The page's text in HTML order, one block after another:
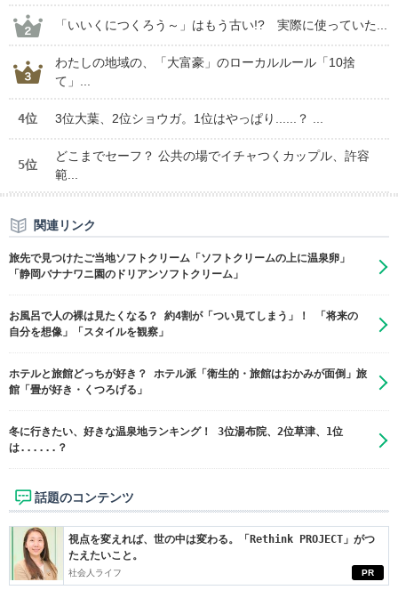
「いいくにつくろう～」はもう古い!? 実際に使っていた...
わたしの地域の、「大富豪」のローカルルール「10捨
て」...
4位 3位大葉、2位ショウガ。1位はやっぱり......？ ...
5位
どこまでセーフ？ 公共の場でイチャつくカップル、許容
範...
関連リンク
旅先で見つけたご当地ソフトクリーム「ソフトクリームの上に温泉卵」
「静岡バナナワニ園のドリアンソフトクリーム」
お風呂で人の裸は見たくなる？ 約4割が「つい見てしまう」！ 「将来の
自分を想像」「スタイルを観察」
ホテルと旅館どっちが好き？ ホテル派「衛生的・旅館はおかみが面倒」旅
館「畳が好き・くつろげる」
冬に行きたい、好きな温泉地ランキング！ 3位湯布院、2位草津、1位
は......？
話題のコンテンツ
PR
視点を変えれば、世の中は変わる。「Rethink PROJECT」がつ
たえたいこと。
社会人ライフ